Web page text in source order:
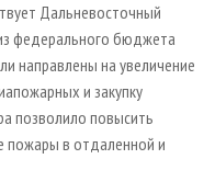
Дальневосточный
федерального бюджета
направлены на увеличение
и закупку
позволило повысить
пожары в отдаленной и